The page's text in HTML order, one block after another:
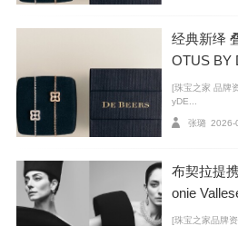
De Beers 戴比尔斯 巴黎
经典新绎
OTUS BY
臻作
[珠宝之家 品牌
yDE...
张璐 2026-
布契拉提
onie
A高级珠
[珠宝之家品牌